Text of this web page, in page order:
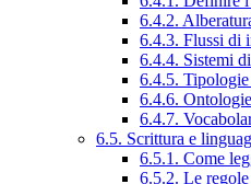
6.4.2.
6.4.3. Flussi di
6.4.4. Sistemi
6.4.5.
6.4.6.
6.4.7.
6.5. Scrittura e
6.5.1. Come
6.5.2. Le